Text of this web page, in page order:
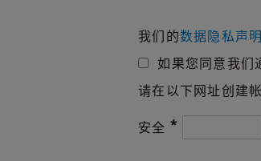
我们的数据隐私声明
如果您同意我们
请在以下网址创建
安全 *